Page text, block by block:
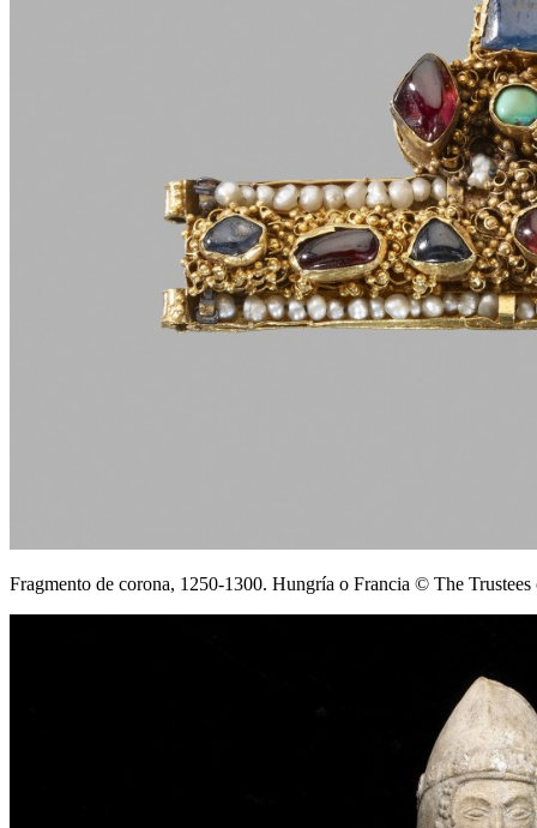
Fragmento de corona, 1250-1300. Hungría o Francia © The